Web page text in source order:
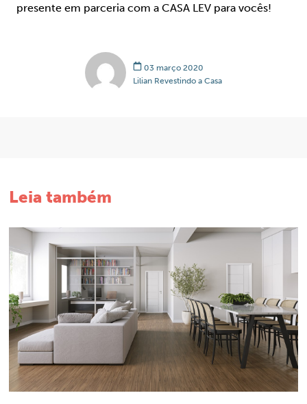
presente em parceria com a CASA LEV para vocês!
03 março 2020
Lilian Revestindo a Casa
Leia também